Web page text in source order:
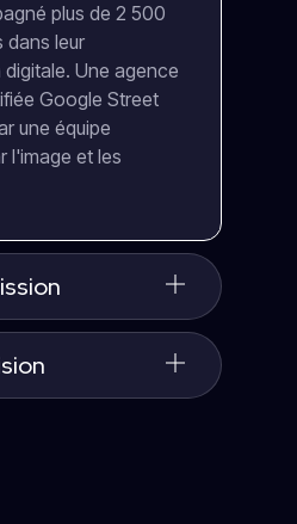
plus de 2 500
dans leur
Une agence
Google Street
une équipe
l'image et les